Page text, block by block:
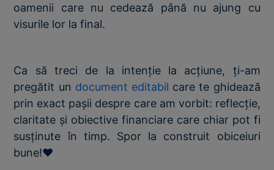
oamenii care nu cedează până nu ajung cu
visurile lor la final.
Ca să treci de la intenție la acțiune, ți-am
pregătit un document editabil care te ghidează
prin exact pașii despre care am vorbit: reflecție,
claritate și obiective financiare care chiar pot fi
susținute în timp. Spor la construit obiceiuri
bune!❤